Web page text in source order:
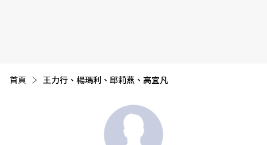
首頁 目前頁面：
王力行、楊瑪利、邱莉燕、高宜凡